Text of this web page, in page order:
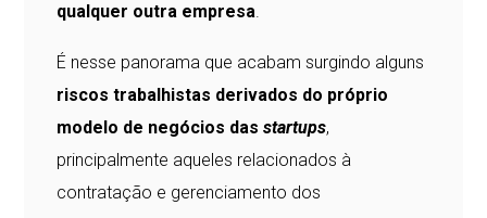
qualquer outra empresa.
É nesse panorama que acabam surgindo alguns
riscos trabalhistas derivados do próprio
modelo de negócios dasstartups,
principalmente aqueles relacionados à
contratação e gerenciamento dos